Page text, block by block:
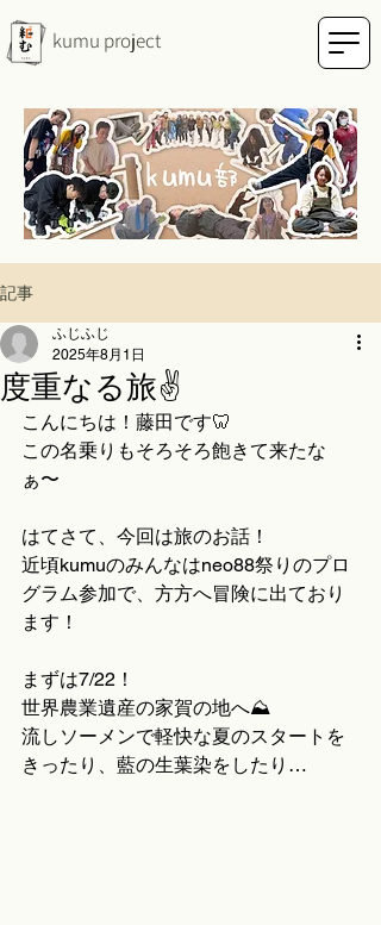
kumu project
記事
度重なる旅✌️
ふじふじ
2025年8月1日
こんにちは！藤田です🦷
この名乗りもそろそろ飽きて来たな
ぁ〜
はてさて、今回は旅のお話！
近頃kumuのみんなはneo88祭りのプロ
グラム参加で、方方へ冒険に出ており
ます！
まずは7/22！
世界農業遺産の家賀の地へ⛰️
流しソーメンで軽快な夏のスタートを
きったり、藍の生葉染をしたり…